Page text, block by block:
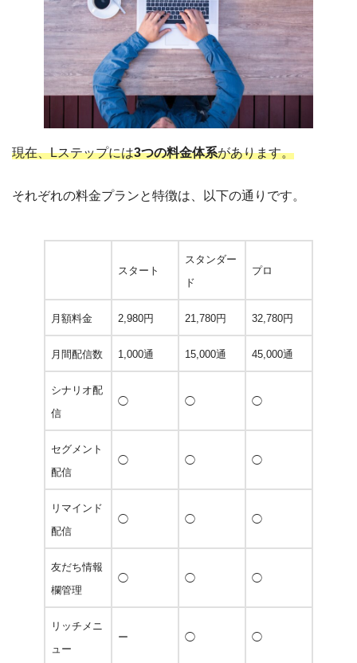
現在、Lステップには3つの料金体系があります。
それぞれの料金プランと特徴は、以下の通りです。
スタート
スタンダー
ド
プロ
月額料金 2,980円 21,780円 32,780円
月間配信数 1,000通 15,000通 45,000通
シナリオ配
信
◯ ◯ ◯
セグメント
配信
◯ ◯ ◯
リマインド
配信
◯ ◯ ◯
友だち情報
欄管理
◯ ◯ ◯
リッチメニ
ュー
ー ◯ ◯